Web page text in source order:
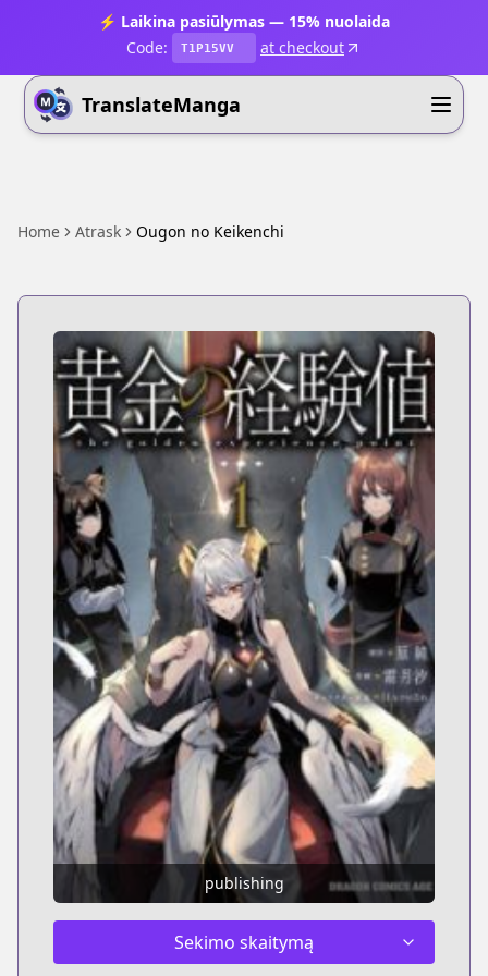
⚡ Laikina pasiūlymas — 15% nuolaida
Code:
T1P15VV at checkout
TranslateManga
Home Atrask Ougon no Keikenchi
publishing
Sekimo skaitymą